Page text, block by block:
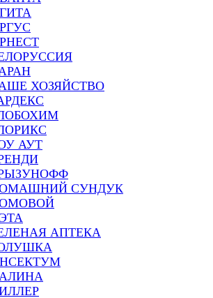
ХОЗЯЙСТВО
АУТ
СУНДУК
АПТЕКА